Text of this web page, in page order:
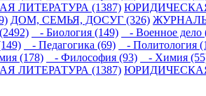
ЛИТЕРАТУРА (1387)
ДОМ, СЕМЬЯ, ДОСУГ (326)
- Биология (149) - Военное дело
- Педагогика (69) - Политология
(178) - Философия (93) - Химия
ЛИТЕРАТУРА (1387)